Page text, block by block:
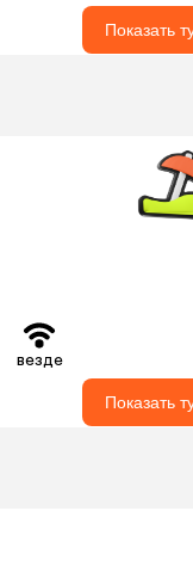
Показать
везде
Показать